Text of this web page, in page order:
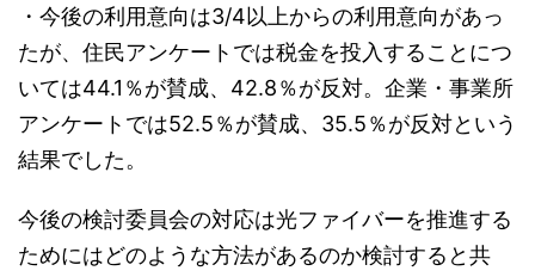
・今後の利用意向は3/4以上からの利用意向があっ
たが、住民アンケートでは税金を投入することにつ
いては44.1％が賛成、42.8％が反対。企業・事業所
アンケートでは52.5％が賛成、35.5％が反対という
結果でした。
今後の検討委員会の対応は光ファイバーを推進する
ためにはどのような方法があるのか検討すると共